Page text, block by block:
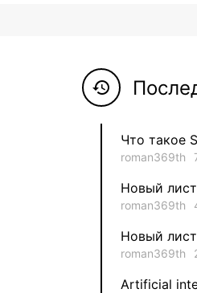
history
Что такое
roman369th
Новый
roman369th
Новый
roman369th
Artificial